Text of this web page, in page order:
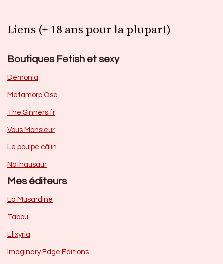
Liens (+ 18 ans pour la plupart)
Boutiques Fetish et sexy
Dèmonia
Metamorp’Ose
The Sinners.fr
Vous Monsieur
Le poulpe câlin
Nothausaur
Mes éditeurs
La Musardine
Tabou
Elixyria
Imaginary Edge Editions